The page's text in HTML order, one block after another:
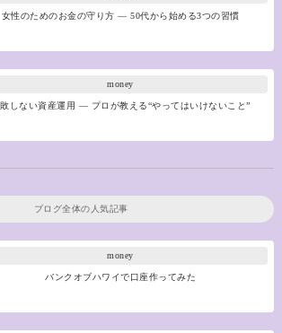
女性のためのお金の守り方 ― 50代から始める3つの習慣
money
しない資産運用 ― プロが教える“やってはいけないこと”
ブログ全体の人気記事
money
バンクオブハワイで口座作ってみた